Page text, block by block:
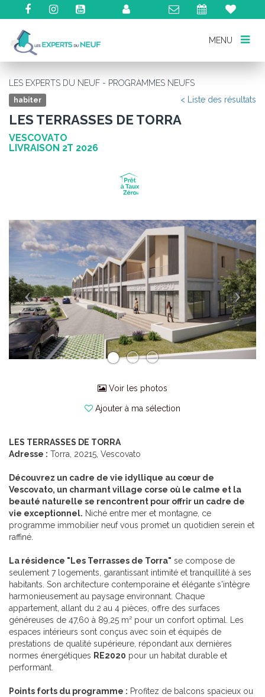
MENU
MENU
LES EXPERTS DU NEUF - PROGRAMMES NEUFS
habiter < Liste des résultats
LES TERRASSES DE TORRA
VESCOVATO
LIVRAISON 2T 2026
Précédent
Voir les photos
Ajouter à ma sélection
LES TERRASSES DE TORRA
Adresse : Torra, 20215, Vescovato
Découvrez un cadre de vie idyllique au cœur de
Vescovato, un charmant village corse où le calme et la
beauté naturelle se rencontrent pour offrir un cadre de
vie exceptionnel. Niché entre mer et montagne, ce
programme immobilier neuf vous promet un quotidien serein et
raffiné.
La résidence "Les Terrasses de Torra" se compose de
seulement 7 logements, garantissant intimité et tranquillité à ses
habitants. Son architecture contemporaine et élégante s'intègre
harmonieusement au paysage environnant. Chaque
appartement, allant du 2 au 4 pièces, offre des surfaces
généreuses de 47,60 à 89,25 m² pour un confort optimal. Les
espaces intérieurs sont conçus avec soin et équipés de
prestations de qualité supérieure, répondant aux dernières
normes énergétiques RE2020 pour un habitat durable et
performant.
Points forts du programme : Profitez de balcons spacieux ou